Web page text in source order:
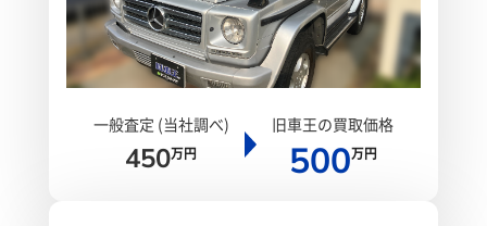
一般査定 (当社調べ)
450万円
旧車王の買取価格
500万円